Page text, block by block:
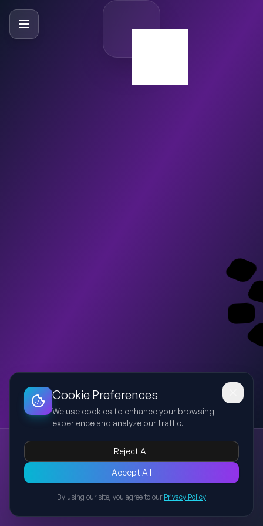
Edit
Dikim Evi Projesi
dikim evi tekstil istihdam üretim proje
Dikim evi kurulumu için amaç, kapsam, ihtiyaç analizi, uygulama
planı, bütçe, beklenen sonuçlar ve değerlendirmeyi içeren
profesyonel sunum.
Cookie Preferences
We use cookies to enhance your browsing
experience and analyze our traffic.
Reject All
Accept All
By using our site, you agree to our Privacy Policy